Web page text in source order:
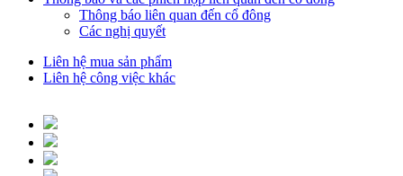
Thông báo liên quan đến cổ đông
Các nghị quyết
Liên hệ mua sản phẩm
Liên hệ công việc khác